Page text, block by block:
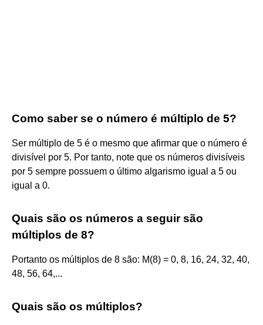
Como saber se o número é múltiplo de 5?
Ser múltiplo de 5 é o mesmo que afirmar que o número é
divisível por 5. Por tanto, note que os números divisíveis
por 5 sempre possuem o último algarismo igual a 5 ou
igual a 0.
Quais são os números a seguir são
múltiplos de 8?
Portanto os múltiplos de 8 são: M(8) = 0, 8, 16, 24, 32, 40,
48, 56, 64,...
Quais são os múltiplos?